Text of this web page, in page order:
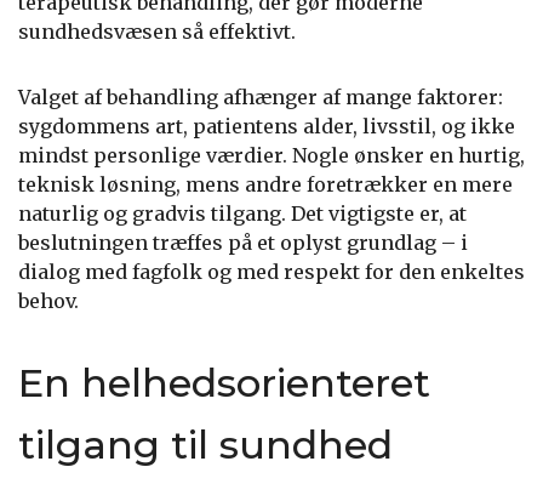
sundhedsvæsen så effektivt.
Valget af behandling afhænger af mange faktorer:
sygdommens art, patientens alder, livsstil, og ikke
mindst personlige værdier. Nogle ønsker en hurtig,
teknisk løsning, mens andre foretrækker en mere
naturlig og gradvis tilgang. Det vigtigste er, at
beslutningen træffes på et oplyst grundlag – i
dialog med fagfolk og med respekt for den enkeltes
behov.
En helhedsorienteret
tilgang til sundhed